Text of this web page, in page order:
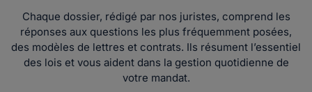
Chaque dossier, rédigé par nos juristes, comprend les
réponses aux questions les plus fréquemment posées,
des modèles de lettres et contrats. Ils résument l’essentiel
des lois et vous aident dans la gestion quotidienne de
votre mandat.